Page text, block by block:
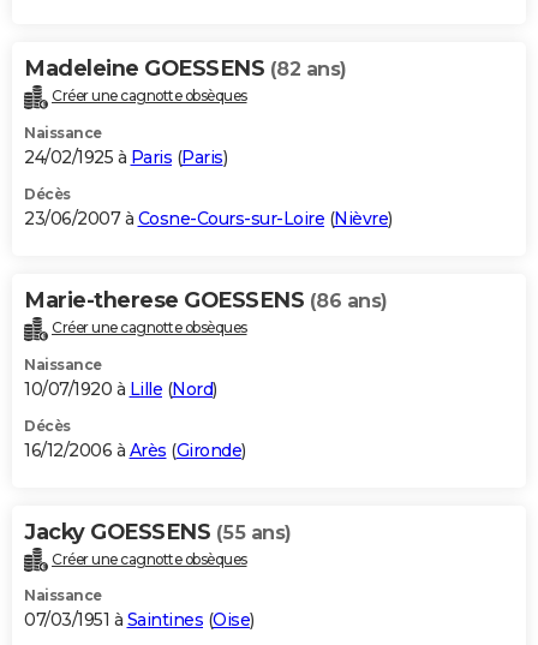
Madeleine GOESSENS (82 ans)
Créer une cagnotte obsèques
Naissance
24/02/1925 à Paris (Paris)
Décès
23/06/2007 à Cosne-Cours-sur-Loire (Nièvre)
Marie-therese GOESSENS (86 ans)
Créer une cagnotte obsèques
Naissance
10/07/1920 à Lille (Nord)
Décès
16/12/2006 à Arès (Gironde)
Jacky GOESSENS (55 ans)
Créer une cagnotte obsèques
Naissance
07/03/1951 à Saintines (Oise)